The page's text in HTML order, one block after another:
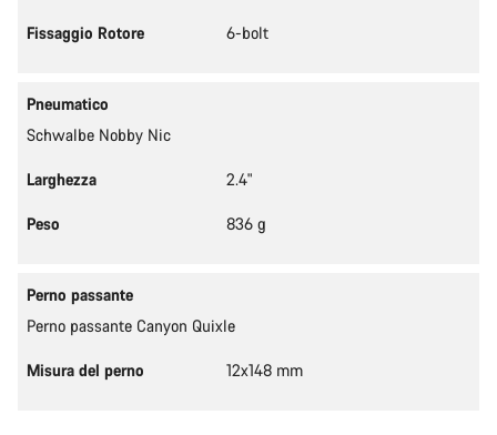
Fissaggio Rotore 6-bolt
Pneumatico
Schwalbe Nobby Nic
Larghezza 2.4"
Peso 836 g
Perno passante
Perno passante Canyon Quixle
Misura del perno 12x148 mm